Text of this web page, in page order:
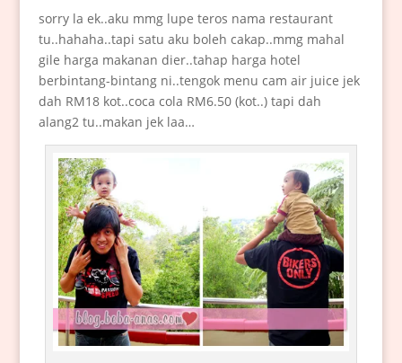
sorry la ek..aku mmg lupe teros nama restaurant
tu..hahaha..tapi satu aku boleh cakap..mmg mahal
gile harga makanan dier..tahap harga hotel
berbintang-bintang ni..tengok menu cam air juice jek
dah RM18 kot..coca cola RM6.50 (kot..) tapi dah
alang2 tu..makan jek laa…